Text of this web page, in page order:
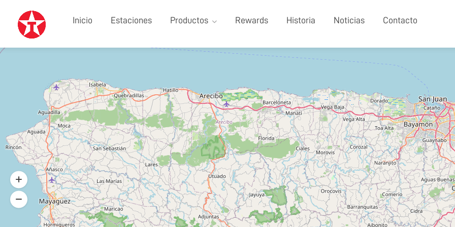
Inicio Estaciones Productos Rewards Historia Noticias Contacto